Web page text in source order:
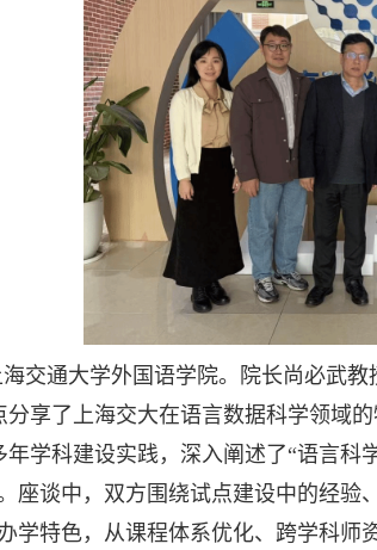
海交通大学外国语学院。院长尚必武
享了上海交大在语言数据科学领域
学科建设实践，深入阐述了“语言
座谈中，双方围绕试点建设中的经
学特色，从课程体系优化、跨学科